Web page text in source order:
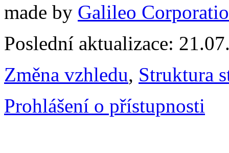
made by Galileo
Poslední aktualizace:
Změna vzhledu, Struktura
Prohlášení o přístupnosti